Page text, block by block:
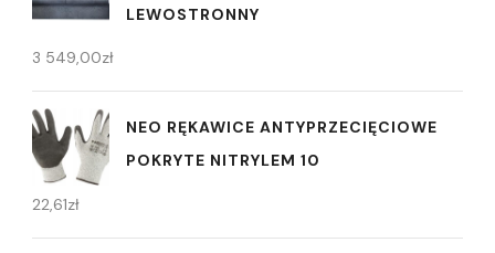
LEWOSTRONNY
3 549,00zł
NEO RĘKAWICE ANTYPRZECIĘCIOWE
POKRYTE NITRYLEM 10
22,61zł